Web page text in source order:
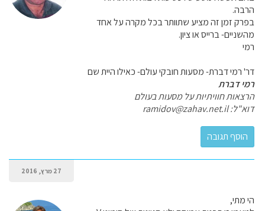
הרבה.
בפרק זמן זה מציע שתוותר בכל מקרה על אחד
מהשניים- ברייס או ציון.
רמי
דר' רמי דברת- מסעות חובקי עולם- כאילו היית שם
רמי דברת
הרצאות חוויתיות על מסעות בעולם
דוא"ל: ramidov@zahav.net.il
27 מרץ, 2016
הי מתי,